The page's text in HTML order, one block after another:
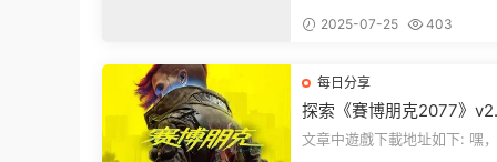
章最後那...
2025-07-25 403
每日分享
探索《賽博朋克2077》
1：穿梭黑暗都市，感受
文章中遊戲下載地址如下: 嘿，看這